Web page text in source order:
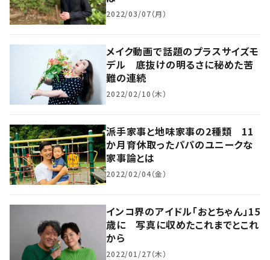
2022/03/07（月）
メイク動画で話題のプラスサイズモ
デル 底抜けの明るさに秘めた苦
難の連続
2022/02/10（木）
派手家事と地味家事の2種類 11
か月育休取ったパパのユニークな
家事論とは
2022/02/04（金）
インコ界のアイドル「おとちゃん」15
歳に 写真に収めたこれまでとこれ
から
2022/01/27（木）